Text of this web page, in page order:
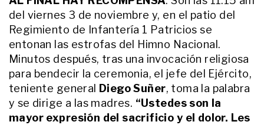
del viernes 3 de noviembre y, en el patio del
Regimiento de Infantería 1 Patricios se
entonan las estrofas del Himno Nacional.
Minutos después, tras una invocación religiosa
para bendecir la ceremonia, el jefe del Ejército,
teniente general Diego Suñer, toma la palabra
y se dirige a las madres. “Ustedes son la
mayor expresión del sacrificio y el dolor. Les
ACTUALIDAD
A 4 meses del accidente en
Pinamar, la mamá de Bastián
Jeréz rompió el silencio y contó
qué recuerda su hijo del choque
ACTUALIDAD
La desesperada decisión de la
familia de Ángel a un mes de su
muerte en Comodoro Rivadavia